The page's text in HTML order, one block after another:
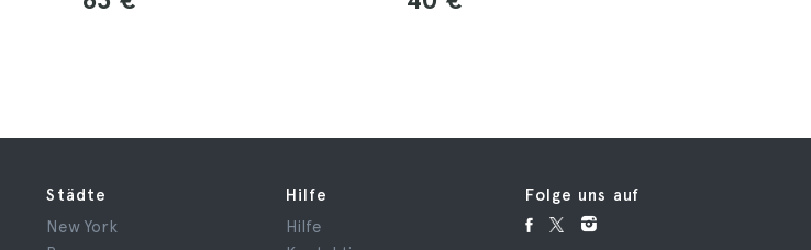
Städte
New York
Hilfe
Hilfe
Folge uns auf